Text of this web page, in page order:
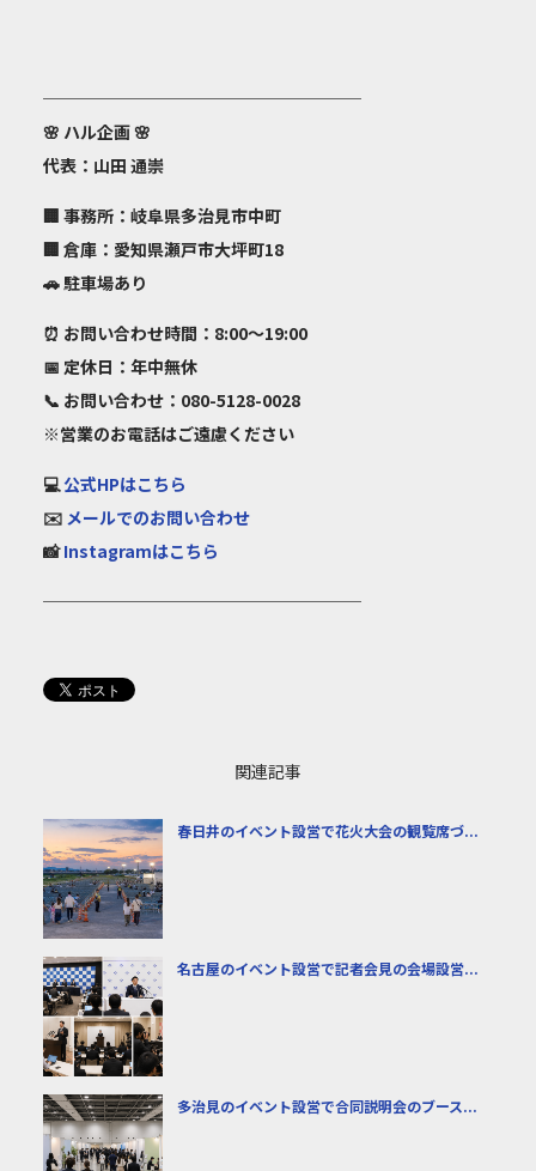
───────────────────
🌸 ハル企画🌸
代表：山田 通崇
🏢 事務所：岐阜県多治見市中町
🏢 倉庫：愛知県瀬戸市大坪町18
🚗 駐車場あり
⏰ お問い合わせ時間：8:00～19:00
📅 定休日：年中無休
📞 お問い合わせ：080-5128-0028
※営業のお電話はご遠慮ください
💻公式HPはこちら
✉️ メールでのお問い合わせ
📸Instagramはこちら
───────────────────
関連記事
春日井のイベント設営で花火大会の観覧席づ...
名古屋のイベント設営で記者会見の会場設営...
多治見のイベント設営で合同説明会のブース...